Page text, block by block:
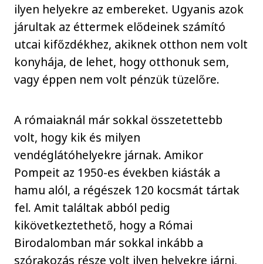
ilyen helyekre az embereket. Ugyanis azok
járultak az éttermek elődeinek számító
utcai kifőzdékhez, akiknek otthon nem volt
konyhája, de lehet, hogy otthonuk sem,
vagy éppen nem volt pénzük tüzelőre.
A rómaiaknál már sokkal összetettebb
volt, hogy kik és milyen
vendéglátóhelyekre járnak. Amikor
Pompeit az 1950-es években kiásták a
hamu alól, a régészek 120 kocsmát tártak
fel. Amit találtak abból pedig
kikövetkeztethető, hogy a Római
Birodalomban már sokkal inkább a
szórakozás része volt ilyen helyekre járni,